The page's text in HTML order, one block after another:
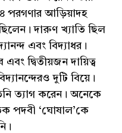
পরগণার আড়িয়াদহ
দারুণ খ্যাতি ছিল
এবং বিদ্যাধর।
দ্বিতীয়জন দায়িত্ব
দুটি বিয়ে।
ত্যাগ করেন। অনেকে
পদবী ‘ঘোষাল’কে